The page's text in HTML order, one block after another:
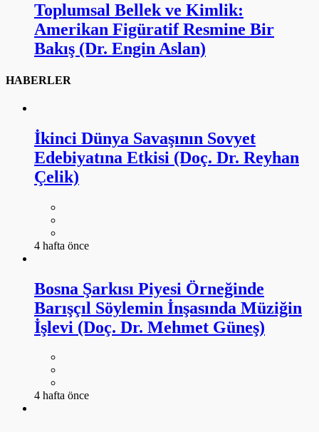
Toplumsal Bellek ve Kimlik:
Amerikan Figüratif Resmine Bir
Bakış (Dr. Engin Aslan)
HABERLER
İkinci Dünya Savaşının Sovyet
Edebiyatına Etkisi (Doç. Dr. Reyhan
Çelik)
4 hafta önce
Bosna Şarkısı Piyesi Örneğinde
Barışçıl Söylemin İnşasında Müziğin
İşlevi (Doç. Dr. Mehmet Güneş)
4 hafta önce